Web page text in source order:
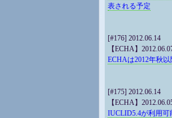
表される予定
[#176] 2012.06.14
【ECHA】
ECHAは2012年秋
[#175] 2012.06.14
【ECHA】
IUCLID5.4が利用可